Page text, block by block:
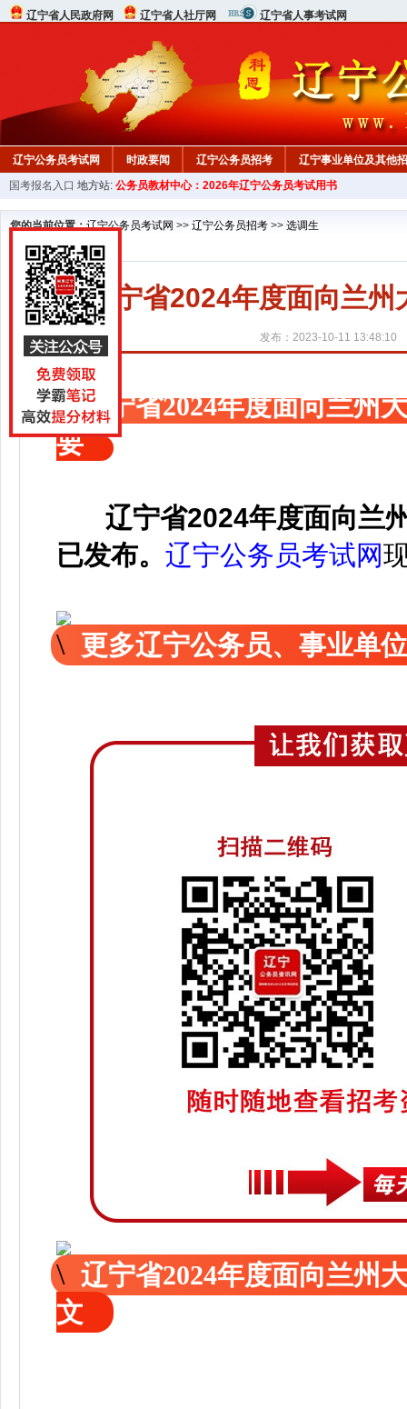
辽宁省人民政府网 辽宁省人社厅网 辽宁省人事考试网
辽宁公务员考试网 时政要闻 辽宁公务员招考 辽宁事业单位及其他
在线咨询 教材中心
国考报名入口 地方站: 公务员教材中心：2026年辽宁公务员考试用书
您的当前位置：辽宁公务员考试网 >> 辽宁公务员招考 >> 选调生
辽宁省2024年度面向兰
发布：2023-10-11 13:48:10
辽宁省2024年度面向兰州
要
辽宁省2024年度面向兰
已发布。 辽宁公务员考试网
更多辽宁公务员、事业单
辽宁省2024年度面向兰州
文